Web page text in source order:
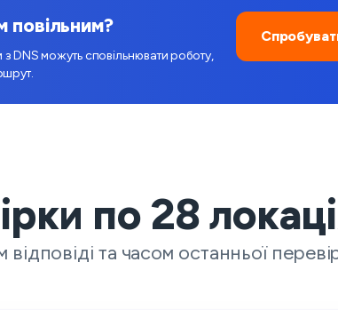
можуть сповільнювати роботу,
по28
та часом останньої